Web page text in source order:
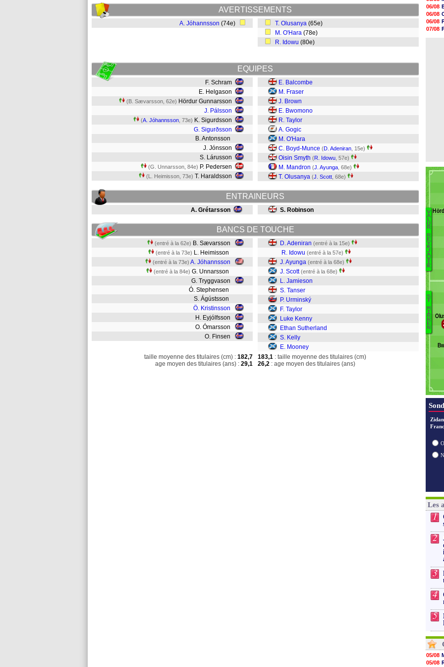
AVERTISSEMENTS
A. Jóhannsson (74e) T. Olusanya (65e)
M. O'Hara (78e)
R. Idowu (80e)
EQUIPES
F. Schram
E. Helgason
(B. Sævarsson, 62e) Hördur Gunnarsson
J. Pálsson
(A. Jóhannsson , 73e) K. Sigurdsson
G. Sigurðsson
B. Antonsson
J. Jónsson
S. Lárusson
(G. Unnarsson, 84e) P. Pedersen
(L. Heimisson, 73e) T. Haraldsson
E. Balcombe
M. Fraser
J. Brown
E. Bwomono
R. Taylor
A. Gogic
M. O'Hara
C. Boyd-Munce (D. Adeniran , 15e)
Oisin Smyth (R. Idowu , 57e)
M. Mandron (J. Ayunga , 68e)
T. Olusanya (J. Scott , 68e)
ENTRAINEURS
A. Grétarsson S. Robinson
BANCS DE TOUCHE
(entré à la 62e) B. Sævarsson
(entré à la 73e) L. Heimisson
(entré à la 73e) A. Jóhannsson
(entré à la 84e) G. Unnarsson
G. Tryggvason
Ó. Stephensen
S. Ágústsson
Ö. Kristinsson
H. Eyjólfsson
O. Ómarsson
O. Finsen
D. Adeniran (entré à la 15e)
R. Idowu (entré à la 57e)
J. Ayunga (entré à la 68e)
J. Scott (entré à la 68e)
L. Jamieson
S. Tanser
P. Urminský
F. Taylor
Luke Kenny
Ethan Sutherland
S. Kelly
E. Mooney
taille moyenne des titulaires (cm) : 182,7
age moyen des titulaires (ans) : 29,1
183,1 : taille moyenne des titulaires (cm)
26,2 : age moyen des titulaires (ans)
07/08
07/08
07/08
07/08
07/08
06/08
06/08
06/08
07/08
V
A
L
U
R
R
E
Y
K
J
A
V
I
K
S
T
M
I
R
R
E
N
Les
1
2
3
4
5
05/08
05/08